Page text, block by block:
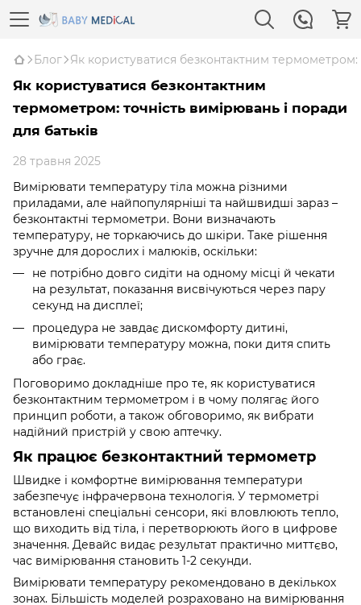
Блог Як користуватися безконтактним термометром:
Як користуватися безконтактним
термометром: точність вимірювань і поради
для батьків
28 травня 2025
Вимірювати температуру тіла можна різними
приладами, але найпопулярніші та найшвидші зараз –
безконтактні термометри. Вони визначають
температуру, не торкаючись до шкіри. Таке рішення
зручне для дорослих і малюків, оскільки:
не потрібно довго сидіти на одному місці й чекати
на результат, показання висвічуються через пару
секунд на дисплеї;
процедура не завдає дискомфорту дитині,
вимірювати температуру можна, поки дитя спить
або грає.
Поговоримо докладніше про те, як користуватися
безконтактним термометром і в чому полягає його
принцип роботи, а також обговоримо, як вибрати
надійний пристрій у свою аптечку.
Як працює безконтактний термометр
Швидке і комфортне вимірювання температури
забезпечує інфрачервона технологія. У термометрі
встановлені спеціальні сенсори, які вловлюють тепло,
що виходить від тіла, і перетворюють його в цифрове
значення. Девайс видає результат практично миттєво,
час вимірювання становить 1-2 секунди.
Вимірювати температуру рекомендовано в декількох
зонах. Більшість моделей розраховано на вимірювання